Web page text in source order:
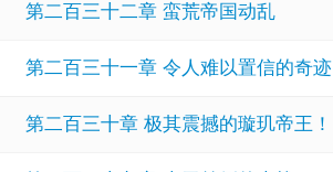
第二百三十二章 蛮荒帝国动乱
第二百三十一章 令人难以置信的奇迹
第二百三十章 极其震撼的璇玑帝王！